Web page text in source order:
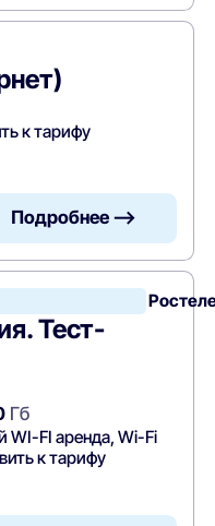
к тарифу
Подробнее —>
Тест-
Гб
WI-FI аренда, Wi-Fi
к тарифу